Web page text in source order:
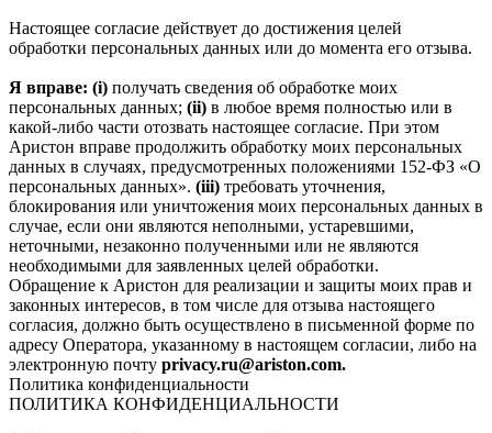
Настоящее согласие действует до достижения целей
обработки персональных данных или до момента его отзыва.
Я вправе: (i) получать сведения об обработке моих
персональных данных; (ii) в любое время полностью или в
какой-либо части отозвать настоящее согласие. При этом
Аристон вправе продолжить обработку моих персональных
данных в случаях, предусмотренных положениями 152-ФЗ «О
персональных данных». (iii) требовать уточнения,
блокирования или уничтожения моих персональных данных в
случае, если они являются неполными, устаревшими,
неточными, незаконно полученными или не являются
необходимыми для заявленных целей обработки.
Обращение к Аристон для реализации и защиты моих прав и
законных интересов, в том числе для отзыва настоящего
согласия, должно быть осуществлено в письменной форме по
адресу Оператора, указанному в настоящем согласии, либо на
электронную почту privacy.ru@ariston.com.
Политика конфиденциальности
ПОЛИТИКА КОНФИДЕНЦИАЛЬНОСТИ